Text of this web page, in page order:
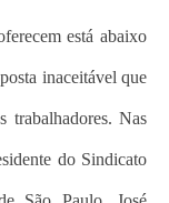
está abaixo
inaceitável que
trabalhadores. Nas
do Sindicato